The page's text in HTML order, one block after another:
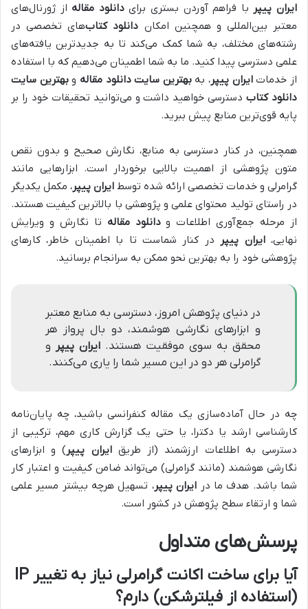
ایران پیپر با فراهم آوردن بستری برایدانلود مقاله از ژورنال‌های
معتبر بین‌المللی و همچنین امکان دانلود کتاب‌های تخصصی در
رشته‌های مختلف، به شما کمک می‌کند تا به جدیدترین یافته‌های
علمی دسترسی پیدا کنید. ما به شما اطمینان می‌دهیم که با استفاده
از خدماتایران پیپر، بهبهترین سایت دانلود مقاله وبهترین سایت
دانلود کتابدسترسی خواهید داشت و می‌توانید تحقیقات خود را بر
پایه قوی‌ترین منابع پیش ببرید.
همچنین، در کنار دسترسی به منابع، نگارش صحیح و بدون نقص
متون پژوهشی از اهمیت بالایی برخوردار است. ابزارهایی مانند
گرامرلی و خدمات تخصصی ارائه شده توسط ایران پیپر، مکمل یکدیگر
در راستای تولید محتوای علمی و پژوهشی با بالاترین کیفیت هستند.
از مرحله جمع‌آوری اطلاعات ودانلود مقاله تا نگارش و ویرایش
نهایی،ایران پیپر در کنار شماست تا با اطمینان خاطر، کارهای
پژوهشی خود را به بهترین نحو ممکن به سرانجام برسانید.
در دنیای پژوهش امروز، دسترسی به منابع معتبر
و ابزارهای نگارشی هوشمند، دو بال پرواز هر
محقق به سوی موفقیت هستند. ایران پیپر و
گرامرلی هر دو در این مسیر شما را یاری می‌کنند.
چه در حال آماده‌سازی یک مقاله کنفرانسی باشید، چه پایان‌نامه
کارشناسی ارشد یا دکترا، یا حتی یک گزارش کاری مهم، ترکیبی از
دسترسی به اطلاعات ارزشمند (از طریقایران پیپر ) و ابزارهای
نگارشی هوشمند (مانند گرامرلی) می‌تواند ضامن کیفیت و اعتبار کار
شما باشد. هدف ما در ایران پیپر، تسهیل هرچه بیشتر مسیر علمی
شما و ارتقاء سطح پژوهش در کشور است.
پرسش‌های متداول
آیا برای ساخت اکانت گرامرلی نیاز به تغییر IP
(استفاده از فیلترشکن) دارم؟